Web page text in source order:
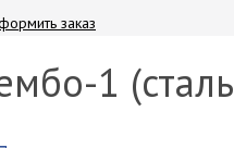
заказ
1 (сталь